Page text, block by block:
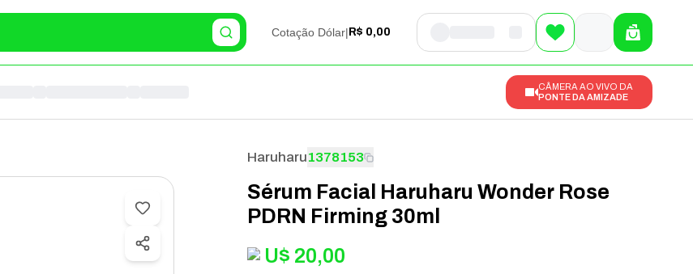
Cotação Dólar| R$ 0,00
CÂMERA AO VIVO DA
PONTE DA AMIZADE
Haruharu1378153
Sérum Facial Haruharu Wonder Rose
PDRN Firming 30ml
U$ 20,00